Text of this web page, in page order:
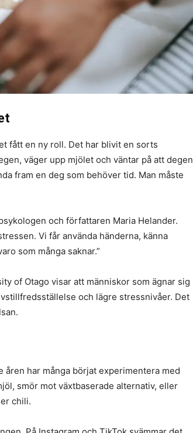
fått en ny roll. Det har blivit en sorts
väger upp mjölet och väntar på att degen
fram en deg som behöver tid. Man måste
och författaren Maria Helander.
Vi får använda händerna, känna
som många saknar.”
of Otago visar att människor som ägnar sig
och lägre stressnivåer. Det
åren har många börjat experimentera med
smör mot växtbaserade alternativ, eller
chili.